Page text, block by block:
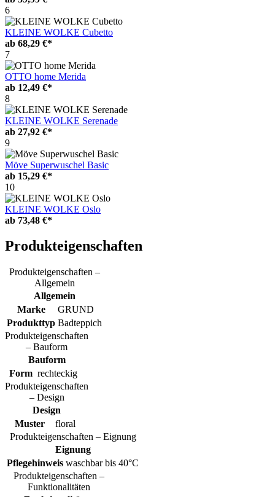
6
KLEINE WOLKE Cubetto
ab 68,29 €*
7
OTTO home Merida
ab 12,49 €*
8
KLEINE WOLKE Serenade
ab 27,92 €*
9
Möve Superwuschel Basic
ab 15,29 €*
10
KLEINE WOLKE Oslo
ab 73,48 €*
Produkteigenschaften
Produkteigenschaften –
Allgemein
Allgemein
Marke
GRUND
Produkttyp Badteppich
Produkteigenschaften
– Bauform
Bauform
Form rechteckig
Produkteigenschaften
– Design
Design
Muster
floral
Produkteigenschaften – Eignung
Eignung
Pflegehinweis waschbar bis 40°C
Produkteigenschaften –
Funktionalitäten